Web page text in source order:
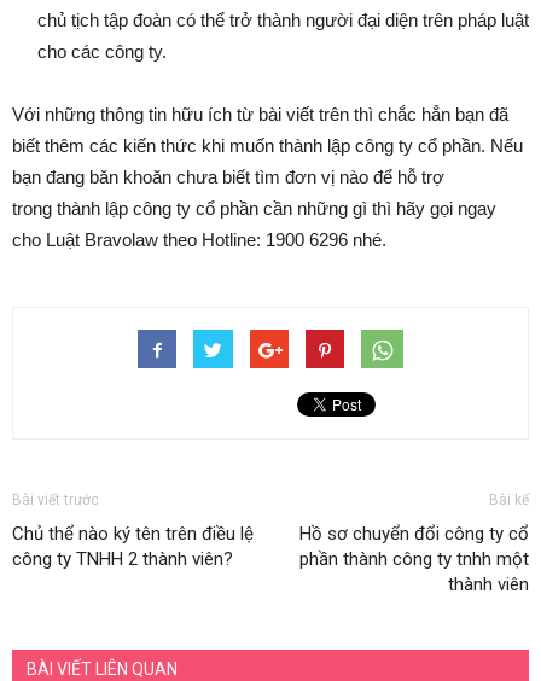
chủ tịch tập đoàn có thể trở thành người đại diện trên pháp luật
cho các công ty.
Với những thông tin hữu ích từ bài viết trên thì chắc hẳn bạn đã
biết thêm các kiến thức khi muốn thành lập công ty cổ phần. Nếu
bạn đang băn khoăn chưa biết tìm đơn vị nào để hỗ trợ
trong thành lập công ty cổ phần cần những gì thì hãy gọi ngay
cho Luật Bravolaw theo Hotline: 1900 6296 nhé.
Bài viết trước
Chủ thể nào ký tên trên điều lệ
công ty TNHH 2 thành viên?
Bài kế
Hồ sơ chuyển đổi công ty cổ
phần thành công ty tnhh một
thành viên
BÀI VIẾT LIÊN QUAN